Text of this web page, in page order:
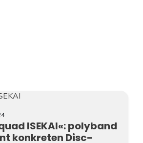
ISEKAI«: polyband
konkreten Disc-